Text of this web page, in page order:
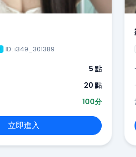
ID: i349_301389
5 點
20 點
100分
立即進入